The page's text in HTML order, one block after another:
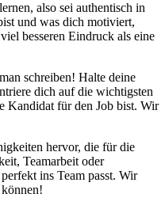
also sei authentisch in
und was dich motiviert,
besseren Eindruck als eine
schreiben! Halte deine
dich auf die wichtigsten
Kandidat für den Job bist. Wir
hervor, die für die
Teamarbeit oder
ins Team passt. Wir